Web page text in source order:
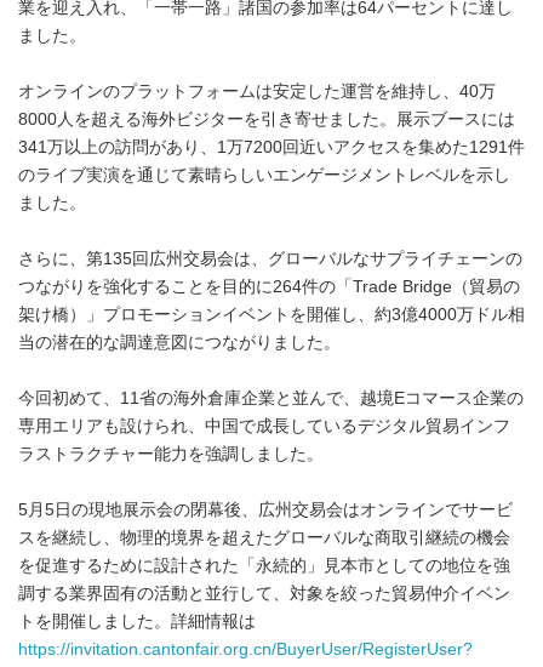
業を迎え入れ、「一帯一路」諸国の参加率は64パーセントに達し
ました。
オンラインのプラットフォームは安定した運営を維持し、40万
8000人を超える海外ビジターを引き寄せました。展示ブースには
341万以上の訪問があり、1万7200回近いアクセスを集めた1291件
のライブ実演を通じて素晴らしいエンゲージメントレベルを示し
ました。
さらに、第135回広州交易会は、グローバルなサプライチェーンの
つながりを強化することを目的に264件の「Trade Bridge（貿易の
架け橋）」プロモーションイベントを開催し、約3億4000万ドル相
当の潜在的な調達意図につながりました。
今回初めて、11省の海外倉庫企業と並んで、越境Eコマース企業の
専用エリアも設けられ、中国で成長しているデジタル貿易インフ
ラストラクチャー能力を強調しました。
5月5日の現地展示会の閉幕後、広州交易会はオンラインでサービ
スを継続し、物理的境界を超えたグローバルな商取引継続の機会
を促進するために設計された「永続的」見本市としての地位を強
調する業界固有の活動と並行して、対象を絞った貿易仲介イベン
トを開催しました。詳細情報は
https://invitation.cantonfair.org.cn/BuyerUser/RegisterUser?